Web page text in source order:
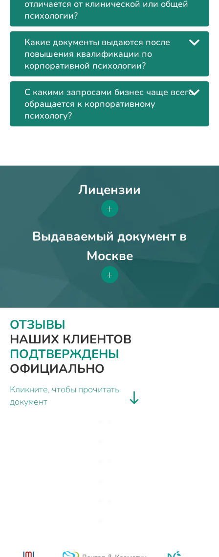
отличается от клинической или общей
психологии?
Какие документы выдаются после
повышения квалификации по
корпоративной психологии?
С какими запросами бизнес чаще всего
обращается к корпоративному
психологу?
Лицензии
+
Выдаваемый документ в
Москве
+
ОТЗЫВЫ
НАШИХ КЛИЕНТОВ
ПОДТВЕРЖДЕНЫ
ОФИЦИАЛЬНО
Кликните, чтобы прочитать
документ